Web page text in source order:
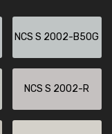
NCS S 2002-B50G
NCS S 2002-R